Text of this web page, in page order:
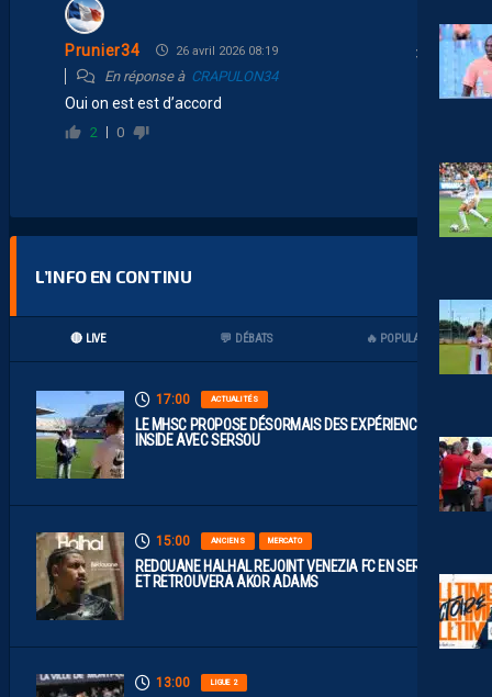
Prunier34 26 avril 2026 08:19
En réponse à CRAPULON34
Oui on est est d’accord
2 0
L’INFO EN CONTINU
🔴 LIVE 💬 DÉBATS 🔥 POPULAIRES
17:00 ACTUALITÉS
LE MHSC PROPOSE DÉSORMAIS DES EXPÉRIENCES
INSIDE AVEC SERSOU
15:00 ANCIENS MERCATO
REDOUANE HALHAL REJOINT VENEZIA FC EN SERIE A
ET RETROUVERA AKOR ADAMS
13:00 LIGUE 2